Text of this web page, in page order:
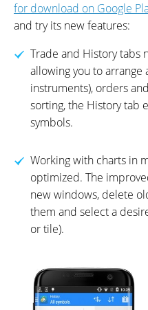
for download on Google
and try its new features:
Trade and History tabs
allowing you to arrange
instruments), orders
sorting, the History tab
symbols.
Working with charts in
optimized. The
new windows, delete
them and select a
or tile).